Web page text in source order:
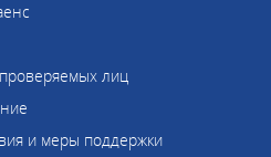
лиц
и меры поддержки